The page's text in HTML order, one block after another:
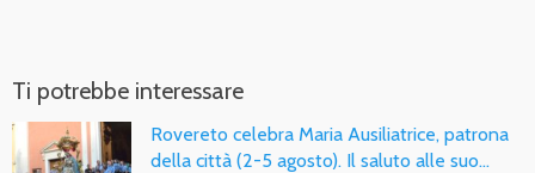
Ti potrebbe interessare
Rovereto celebra Maria Ausiliatrice, patrona
della città (2-5 agosto). Il saluto alle suo…